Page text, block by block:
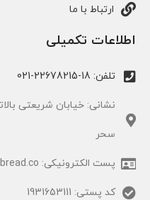
ارتباط با ما
اطلاعات تکمیلی
تلفن: 18-22678215-021
سحر
پست الکترونیکی: info@saharbread.co
کد پستی: 1931653111